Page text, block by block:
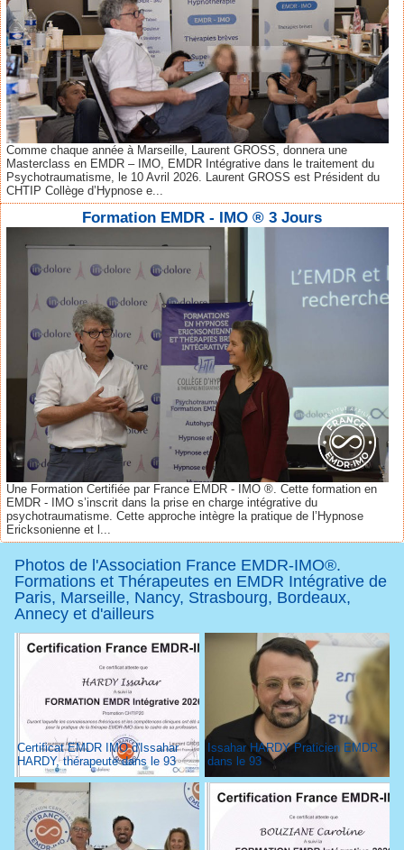
Comme chaque année à Marseille, Laurent GROSS, donnera une
Masterclass en EMDR – IMO, EMDR Intégrative dans le traitement du
Psychotraumatisme, le 10 Avril 2026. Laurent GROSS est Président du
CHTIP Collège d’Hypnose e...
Formation EMDR - IMO ® 3 Jours
Une Formation Certifiée par France EMDR - IMO ®. Cette formation en
EMDR - IMO s’inscrit dans la prise en charge intégrative du
psychotraumatisme. Cette approche intègre la pratique de l’Hypnose
Ericksonienne et l...
Photos de l'Association France EMDR-IMO®.
Formations et Thérapeutes en EMDR Intégrative de
Paris, Marseille, Nancy, Strasbourg, Bordeaux,
Annecy et d'ailleurs
Certificat EMDR IMO d'Issahar
HARDY, thérapeute dans le 93
Issahar HARDY Praticien EMDR
dans le 93